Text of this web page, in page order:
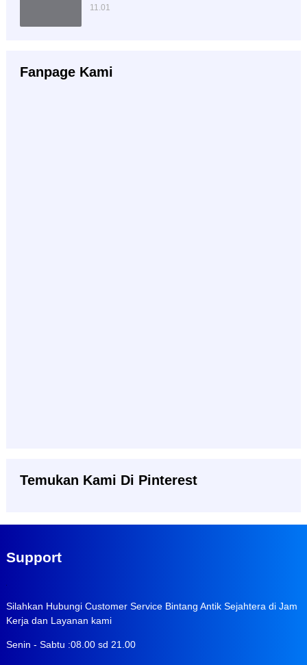
11.01
Fanpage Kami
Temukan Kami Di Pinterest
Support
Silahkan Hubungi Customer Service Bintang Antik Sejahtera di Jam
Kerja dan Layanan kami
Senin - Sabtu :08.00 sd 21.00